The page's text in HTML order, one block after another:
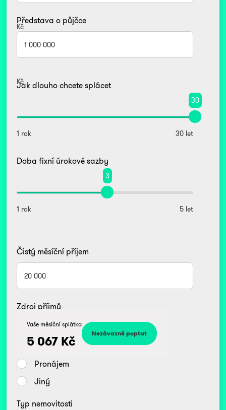
Kč
Představa o půjčce
Kč
Jak dlouho chcete splácet
30
1 rok 30 let
Doba fixní úrokové sazby
3
1 rok 5 let
Čistý měsíční příjem
Vaše měsíční splátka
5 067 Kč
Zdroj příjmů
Zaměstnanec
Podnikatel/OSVČ
Pronájem
Jiný
Typ nemovitosti